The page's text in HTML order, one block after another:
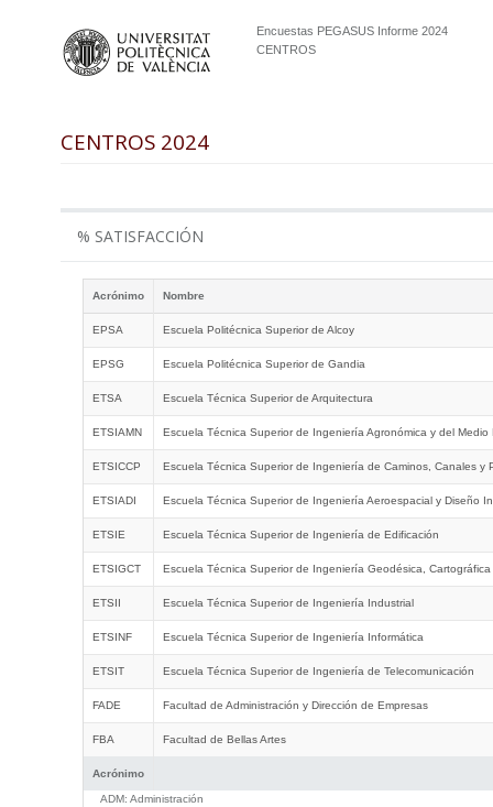
Encuestas PEGASUS Informe 2024
CENTROS
CENTROS 2024
% SATISFACCIÓN
Acrónimo Nombre
Acrónimo
EPSA Escuela Politécnica Superior de Alcoy
EPSG Escuela Politécnica Superior de Gandia
ETSA Escuela Técnica Superior de Arquitectura
ETSIAMN Escuela Técnica Superior de Ingeniería Agronómica y del Medio
ETSICCP Escuela Técnica Superior de Ingeniería de Caminos, Canales y
ETSIADI Escuela Técnica Superior de Ingeniería Aeroespacial y Diseño
ETSIE Escuela Técnica Superior de Ingeniería de Edificación
ETSIGCT Escuela Técnica Superior de Ingeniería Geodésica, Cartográfica
ETSII Escuela Técnica Superior de Ingeniería Industrial
ETSINF Escuela Técnica Superior de Ingeniería Informática
ETSIT Escuela Técnica Superior de Ingeniería de Telecomunicación
FADE Facultad de Administración y Dirección de Empresas
FBA Facultad de Bellas Artes
ADM: Administración